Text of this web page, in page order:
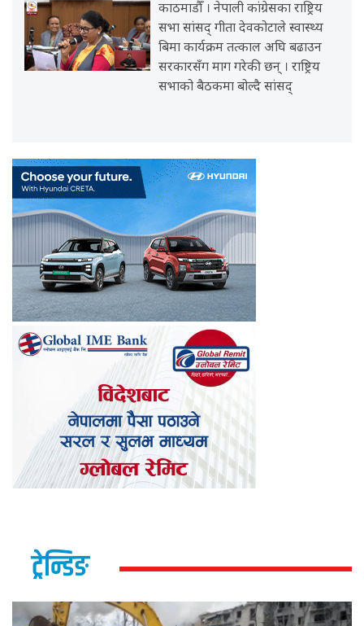
काठमाडौँ । नेपाली कांग्रेसका राष्ट्रिय
सभा सांसद् गीता देवकोटाले स्वास्थ्य
बिमा कार्यक्रम तत्काल अघि बढाउन
सरकारसँग माग गरेकी छन् । राष्ट्रिय
सभाको बैठकमा बोल्दै सांसद्
ट्रेन्डिङ